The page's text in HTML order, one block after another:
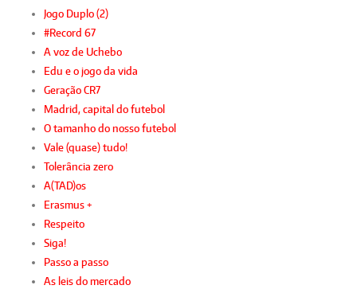
Jogo Duplo (2)
#Record 67
A voz de Uchebo
Edu e o jogo da vida
Geração CR7
Madrid, capital do futebol
O tamanho do nosso futebol
Vale (quase) tudo!
Tolerância zero
A(TAD)os
Erasmus +
Respeito
Siga!
Passo a passo
As leis do mercado